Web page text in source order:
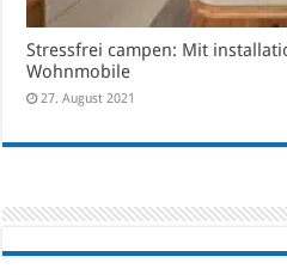
Stressfrei campen: Mit
Wohnmobile
27. August 2021